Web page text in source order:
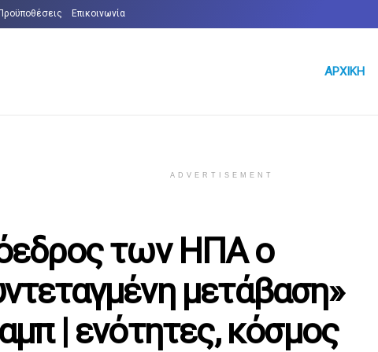
Επικοινωνία
ΑΡΧΙΚΉ
ADVERTISEMENT
των ΗΠΑ ο
μετάβαση»
| ενότητες, κόσμος